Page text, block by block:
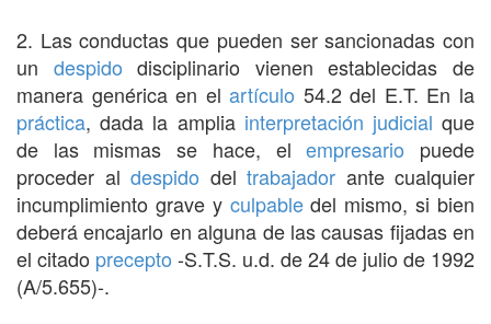
2. Las conductas que pueden ser sancionadas con
un despido disciplinario vienen establecidas de
manera genérica en elartículo 54.2 del E.T. En la
práctica, dada la amplia interpretación judicial que
de las mismas se hace, elempresario puede
proceder al despido del trabajador ante cualquier
incumplimiento grave y culpabledel mismo, si bien
deberá encajarlo en alguna de las causas fijadas en
el citado precepto -S.T.S. u.d. de 24 de julio de 1992
(A/5.655)-.